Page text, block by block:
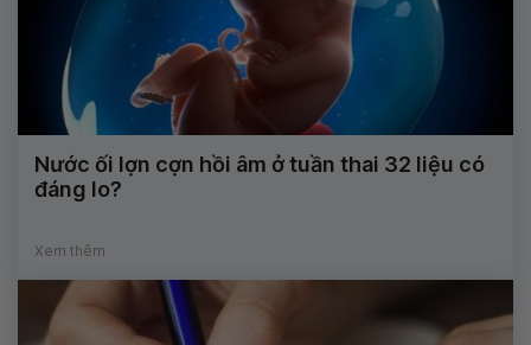
Nước ối lợn cợn hồi âm ở tuần thai 32 liệu có
đáng lo?
Xem thêm